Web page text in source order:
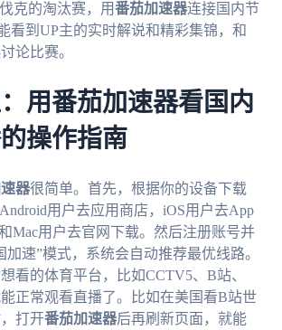
克的淘汰赛，用番茄加速器连接国内节
看到UP主的实时解说和精彩集锦，和
论比赛。
用番茄加速器看国内
操作指南
器很简单。首先，根据你的设备下载
用户去应用商店，iOS用户去App
Mac用户去官网下载。然后注册账号并
加速”模式，系统会自动推荐最优线路。
看的体育平台，比如CCTV5、B站、
正常观看直播了。比如在美国看B站世
打开番茄加速器后再刷新页面，就能